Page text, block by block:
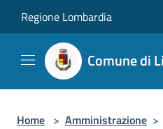
Regione Lombardia
Comune di
Home > Amministrazione >